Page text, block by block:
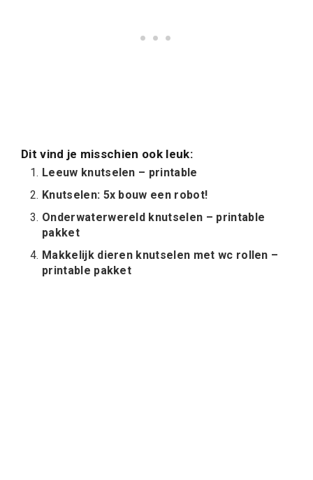
Dit vind je misschien ook leuk:
Leeuw knutselen – printable
Knutselen: 5x bouw een robot!
Onderwaterwereld knutselen – printable
pakket
Makkelijk dieren knutselen met wc rollen –
printable pakket